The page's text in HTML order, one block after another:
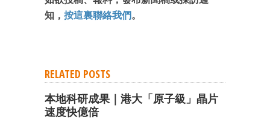
知， 按這裏聯絡我們。
RELATED POSTS
本地科研成果｜港大「原子級」晶片
速度快億倍